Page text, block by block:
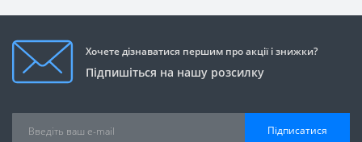
Хочете дізнаватися першим про акції і знижки?
Підпишіться на нашу розсилку
Підписатися